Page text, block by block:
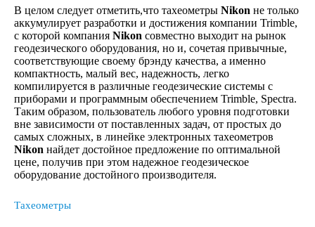
В целом следует отметить,что тахеометры Nikon не только
аккумулирует разработки и достижения компании Trimble,
с которой компания Nikon совместно выходит на рынок
геодезического оборудования, но и, сочетая привычные,
соответствующие своему брэнду качества, а именно
компактность, малый вес, надежность, легко
компилируется в различные геодезические системы с
приборами и программным обеспечением Trimble, Spectra.
Таким образом, пользователь любого уровня подготовки
вне зависимости от поставленных задач, от простых до
самых сложных, в линейке электронных тахеометров
Nikon найдет достойное предложение по оптимальной
цене, получив при этом надежное геодезическое
оборудование достойного производителя.
Тахеометры